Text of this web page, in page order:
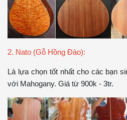
2. Nato (Gỗ Hồng Đào):
Là lựa chọn tốt nhất cho các bạn
với Mahogany. Giá từ 900k - 3tr.